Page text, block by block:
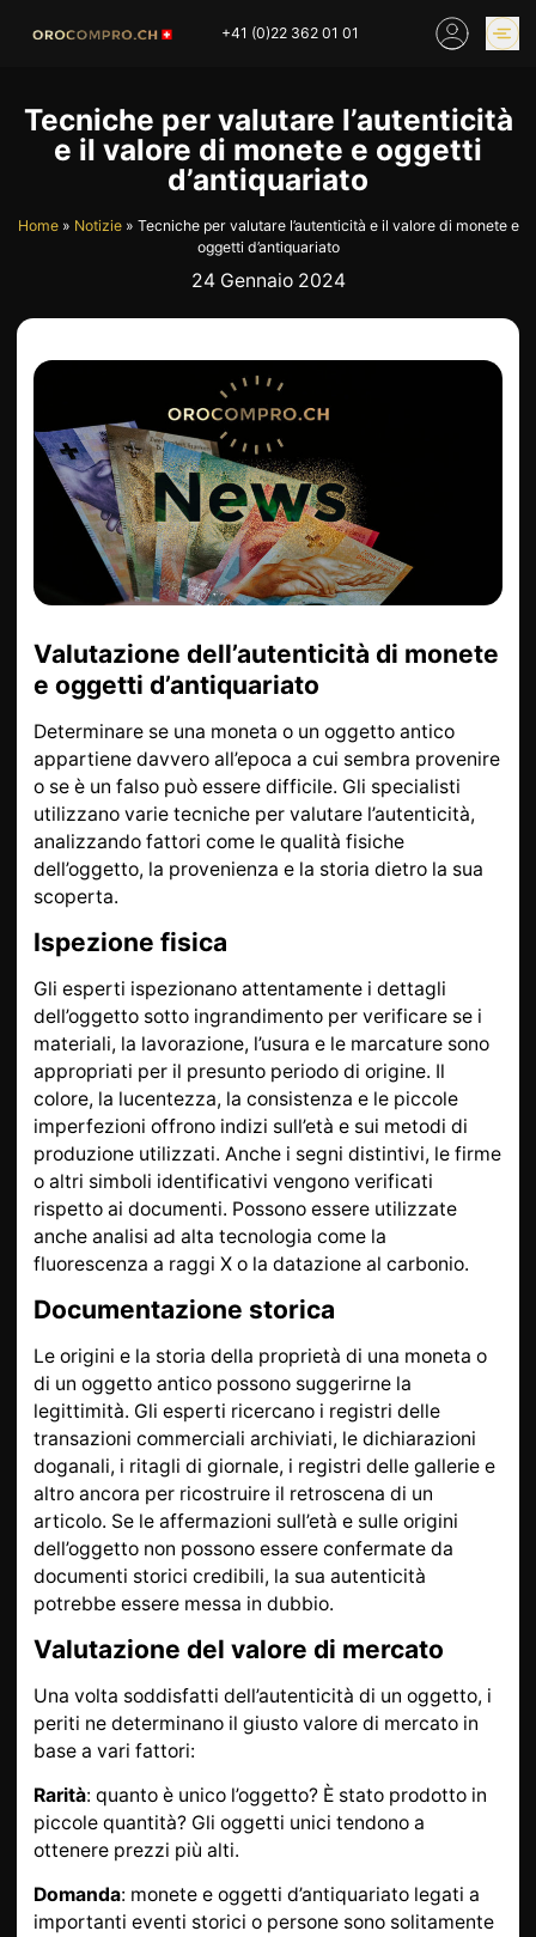
+41 (0)22 362 01 01
ONLINE
COMPRO ORO
COMPRO ARGENTO
PREZZO DELL’ORO
COMPRO DIAMANTE
COMPRO PEZZI MONETA
COMPRO OROLOGI
RIMANENZE
INVESTIRE
VALUTAZIONE
NEGOZIO
NOTIZIE
DA SAPERE
INFORMAZIONI SU L
ORO
STATO
CONTATTI
PRIVACY
DE EN FR
+41 (0)22 362 01 01
Tecniche per valutare l’autenticità
e il valore di monete e oggetti
d’antiquariato
Home» Notizie» Tecniche per valutare l’autenticità e il valore di monete e
oggetti d’antiquariato
24 Gennaio 2024
Valutazione dell’autenticità di monete
e oggetti d’antiquariato
Determinare se una moneta o un oggetto antico
appartiene davvero all’epoca a cui sembra provenire
o se è un falso può essere difficile. Gli specialisti
utilizzano varie tecniche per valutare l’autenticità,
analizzando fattori come le qualità fisiche
dell’oggetto, la provenienza e la storia dietro la sua
scoperta.
Ispezione fisica
Gli esperti ispezionano attentamente i dettagli
dell’oggetto sotto ingrandimento per verificare se i
materiali, la lavorazione, l’usura e le marcature sono
appropriati per il presunto periodo di origine. Il
colore, la lucentezza, la consistenza e le piccole
imperfezioni offrono indizi sull’età e sui metodi di
produzione utilizzati. Anche i segni distintivi, le firme
o altri simboli identificativi vengono verificati
rispetto ai documenti. Possono essere utilizzate
anche analisi ad alta tecnologia come la
fluorescenza a raggi X o la datazione al carbonio.
Documentazione storica
Le origini e la storia della proprietà di una moneta o
di un oggetto antico possono suggerirne la
legittimità. Gli esperti ricercano i registri delle
transazioni commerciali archiviati, le dichiarazioni
doganali, i ritagli di giornale, i registri delle gallerie e
altro ancora per ricostruire il retroscena di un
articolo. Se le affermazioni sull’età e sulle origini
dell’oggetto non possono essere confermate da
documenti storici credibili, la sua autenticità
potrebbe essere messa in dubbio.
Valutazione del valore di mercato
Una volta soddisfatti dell’autenticità di un oggetto, i
periti ne determinano il giusto valore di mercato in
base a vari fattori:
Rarità: quanto è unico l’oggetto? È stato prodotto in
piccole quantità? Gli oggetti unici tendono a
ottenere prezzi più alti.
Domanda: monete e oggetti d’antiquariato legati a
importanti eventi storici o persone sono solitamente